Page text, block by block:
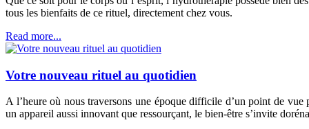
tous les bienfaits de ce rituel, directement chez vous.
Read more...
Votre nouveau rituel au quotidien
A l’heure où nous traversons une époque difficile d’un point de
un appareil aussi innovant que ressourçant, le bien-être s’invite